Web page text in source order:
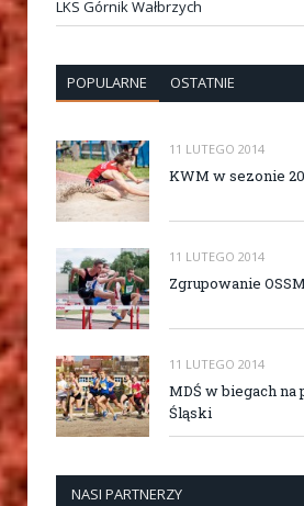
LKS Górnik Wałbrzych
POPULARNE OSTATNIE
11 LUTEGO 2014
KWM w sezonie
11 LUTEGO 2014
Zgrupowanie
11 LUTEGO 2014
MDŚ w biegach
Śląski
NASI PARTNERZY